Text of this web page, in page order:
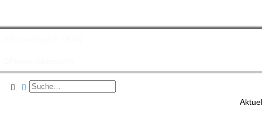
SucheErweiterte Suche